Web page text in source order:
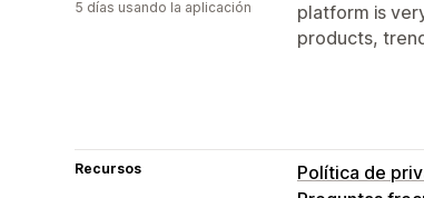
platform is
products,
5 días usando la aplicación
Recursos
Política de